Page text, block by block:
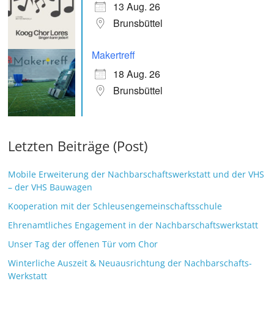
13 Aug. 26
Brunsbüttel
Makertreff
18 Aug. 26
Brunsbüttel
Letzten Beiträge (Post)
Mobile Erweiterung der Nachbarschaftswerkstatt und der VHS
– der VHS Bauwagen
Kooperation mit der Schleusengemeinschaftsschule
Ehrenamtliches Engagement in der Nachbarschaftswerkstatt
Unser Tag der offenen Tür vom Chor
Winterliche Auszeit & Neuausrichtung der Nachbarschafts-
Werkstatt